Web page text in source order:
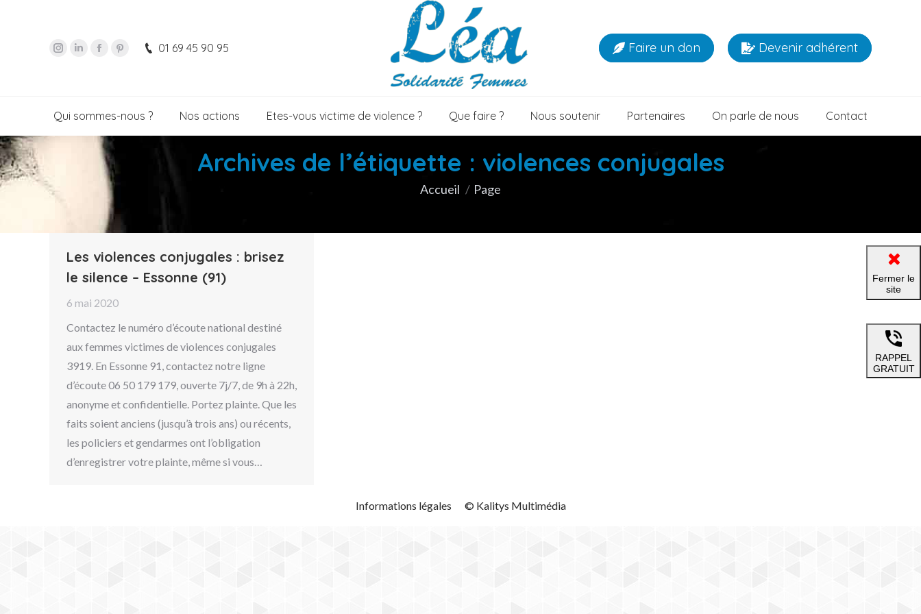
01 69 45 90 95 Faire un don Devenir adhérent
Qui sommes-nous ? Nos actions Etes-vous victime de violence ? Que faire ? Nous soutenir Partenaires On parle de nous Contact
Archives de l’étiquette : violences conjugales
Vous êtes ici :
Accueil Page
Les violences conjugales : brisez
le silence – Essonne (91)
6 mai 2020
Contactez le numéro d’écoute national destiné
aux femmes victimes de violences conjugales
3919. En Essonne 91, contactez notre ligne
d’écoute 06 50 179 179, ouverte 7j/7, de 9h à 22h,
anonyme et confidentielle. Portez plainte. Que les
faits soient anciens (jusqu’à trois ans) ou récents,
les policiers et gendarmes ont l’obligation
d’enregistrer votre plainte, même si vous…
Informations légales © Kalitys Multimédia
Fermer le
site
RAPPEL
GRATUIT